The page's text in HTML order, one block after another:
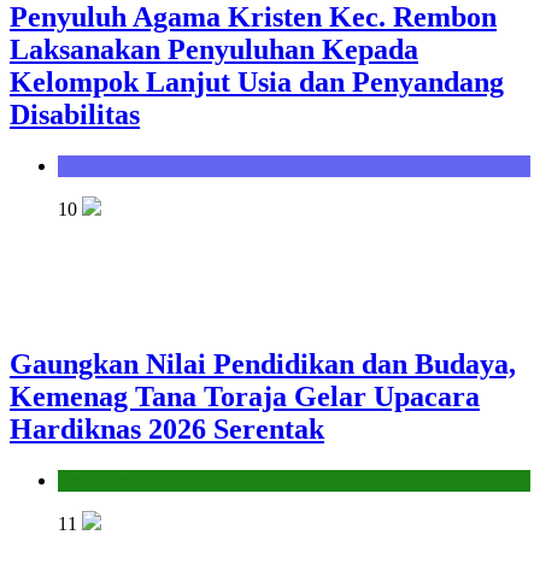
Penyuluh Agama Kristen Kec. Rembon
Laksanakan Penyuluhan Kepada
Kelompok Lanjut Usia dan Penyandang
Disabilitas
10
Gaungkan Nilai Pendidikan dan Budaya,
Kemenag Tana Toraja Gelar Upacara
Hardiknas 2026 Serentak
11